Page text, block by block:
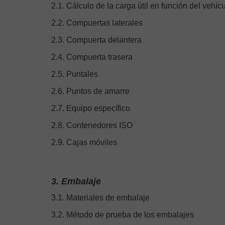
2.1. Cálculo de la carga útil en función del
2.2. Compuertas laterales
2.3. Compuerta delantera
2.4. Compuerta trasera
2.5. Puntales
2.6. Puntos de amarre
2.7. Equipo específico
2.8. Contenedores ISO
2.9. Cajas móviles
3. Embalaje
3.1. Materiales de embalaje
3.2. Método de prueba de los embalajes